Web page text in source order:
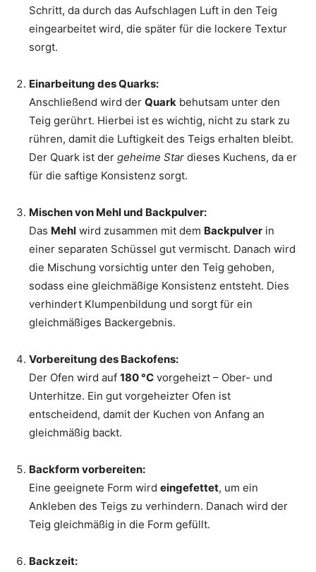
Schritt, da durch das Aufschlagen Luft in den Teig
eingearbeitet wird, die später für die lockere Textur
sorgt.
Einarbeitung des Quarks:
Anschließend wird der Quark behutsam unter den
Teig gerührt. Hierbei ist es wichtig, nicht zu stark zu
rühren, damit die Luftigkeit des Teigs erhalten bleibt.
Der Quark ist der geheime Star dieses Kuchens, da er
für die saftige Konsistenz sorgt.
Mischen von Mehl und Backpulver:
Das Mehl wird zusammen mit dem Backpulver in
einer separaten Schüssel gut vermischt. Danach wird
die Mischung vorsichtig unter den Teig gehoben,
sodass eine gleichmäßige Konsistenz entsteht. Dies
verhindert Klumpenbildung und sorgt für ein
gleichmäßiges Backergebnis.
Vorbereitung des Backofens:
Der Ofen wird auf 180 °C vorgeheizt – Ober- und
Unterhitze. Ein gut vorgeheizter Ofen ist
entscheidend, damit der Kuchen von Anfang an
gleichmäßig backt.
Backform vorbereiten:
Eine geeignete Form wird eingefettet, um ein
Ankleben des Teigs zu verhindern. Danach wird der
Teig gleichmäßig in die Form gefüllt.
Backzeit: